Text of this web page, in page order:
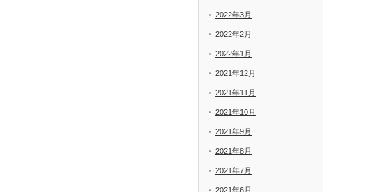
2022年3月
2022年2月
2022年1月
2021年12月
2021年11月
2021年10月
2021年9月
2021年8月
2021年7月
2021年6月